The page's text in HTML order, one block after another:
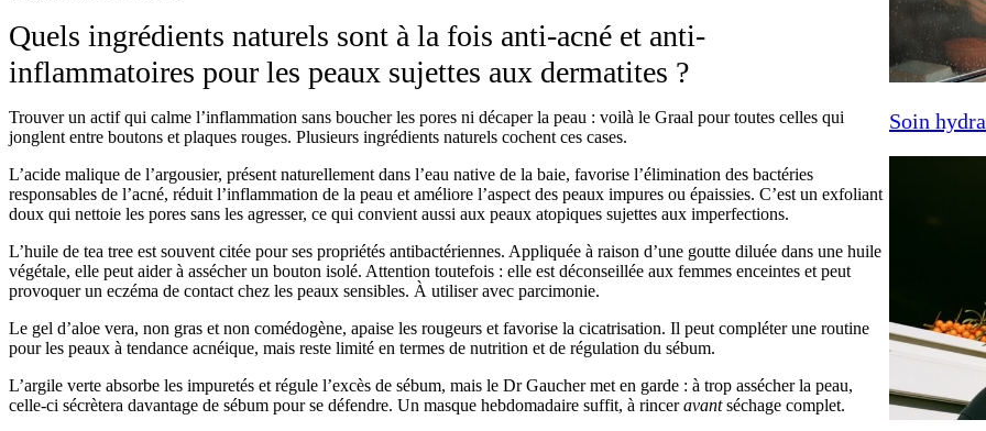
Quels ingrédients naturels sont à la fois anti-acné et anti-
inflammatoires pour les peaux sujettes aux dermatites ?
Trouver un actif qui calme l’inflammation sans boucher les pores ni décaper la peau : voilà le Graal pour toutes celles qui
jonglent entre boutons et plaques rouges. Plusieurs ingrédients naturels cochent ces cases.
L’acide malique de l’argousier, présent naturellement dans l’eau native de la baie, favorise l’élimination des bactéries
responsables de l’acné, réduit l’inflammation de la peau et améliore l’aspect des peaux impures ou épaissies. C’est un exfoliant
doux qui nettoie les pores sans les agresser, ce qui convient aussi aux peaux atopiques sujettes aux imperfections.
L’huile de tea tree est souvent citée pour ses propriétés antibactériennes. Appliquée à raison d’une goutte diluée dans une huile
végétale, elle peut aider à assécher un bouton isolé. Attention toutefois : elle est déconseillée aux femmes enceintes et peut
provoquer un eczéma de contact chez les peaux sensibles. À utiliser avec parcimonie.
Le gel d’aloe vera, non gras et non comédogène, apaise les rougeurs et favorise la cicatrisation. Il peut compléter une routine
pour les peaux à tendance acnéique, mais reste limité en termes de nutrition et de régulation du sébum.
L’argile verte absorbe les impuretés et régule l’excès de sébum, mais le Dr Gaucher met en garde : à trop assécher la peau,
celle-ci sécrètera davantage de sébum pour se défendre. Un masque hebdomadaire suffit, à rinceravantséchage complet.
Soin